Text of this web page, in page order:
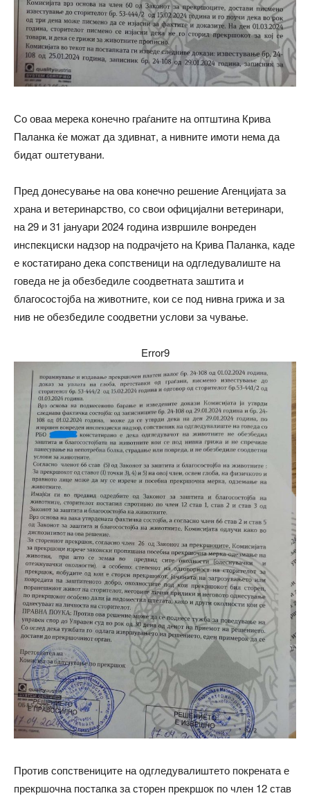
Со оваа мерека конечно граѓаните на оптштина Крива
Паланка ќе можат да здивнат, а нивните имоти нема да
бидат оштетувани.
Пред донесување на ова конечно решение Агенцијата за
храна и ветеринарство, со свои официјални ветеринари,
на 29 и 31 јануари 2024 година извршиле вонреден
инспекциски надзор на подрачјето на Крива Паланка, каде
е костатирано дека сопственици на одгледувалиште на
говеда не ја обезбедиле соодветната заштита и
благосостојба на животните, кои се под нивна грижа и за
нив не обезбедиле соодветни услови за чување.
Error9
Против сопствениците на одгледувалиштето покрената е
прекршочна постапка за сторен прекршок по член 12 став